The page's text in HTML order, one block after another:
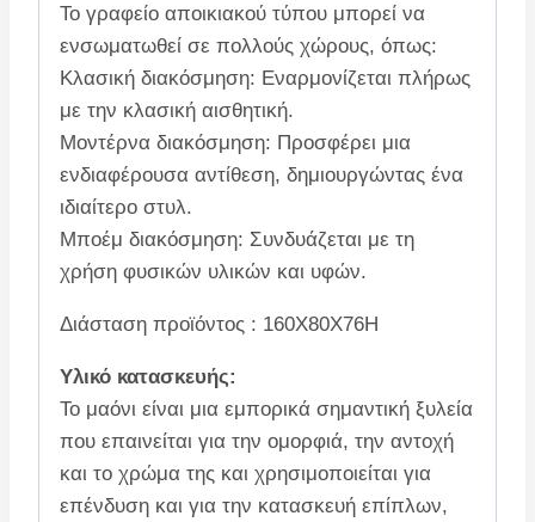
Το γραφείο αποικιακού τύπου μπορεί να
ενσωματωθεί σε πολλούς χώρους, όπως:
Κλασική διακόσμηση: Εναρμονίζεται πλήρως
με την κλασική αισθητική.
Μοντέρνα διακόσμηση: Προσφέρει μια
ενδιαφέρουσα αντίθεση, δημιουργώντας ένα
ιδιαίτερο στυλ.
Μποέμ διακόσμηση: Συνδυάζεται με τη
χρήση φυσικών υλικών και υφών.
Διάσταση προϊόντος : 160X80X76H
Υλικό κατασκευής:
Το μαόνι είναι μια εμπορικά σημαντική ξυλεία
που επαινείται για την ομορφιά, την αντοχή
και το χρώμα της και χρησιμοποιείται για
επένδυση και για την κατασκευή επίπλων,